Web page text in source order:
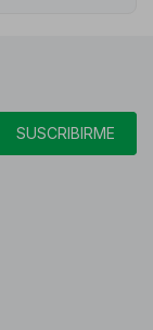
SUSCRIBIRME